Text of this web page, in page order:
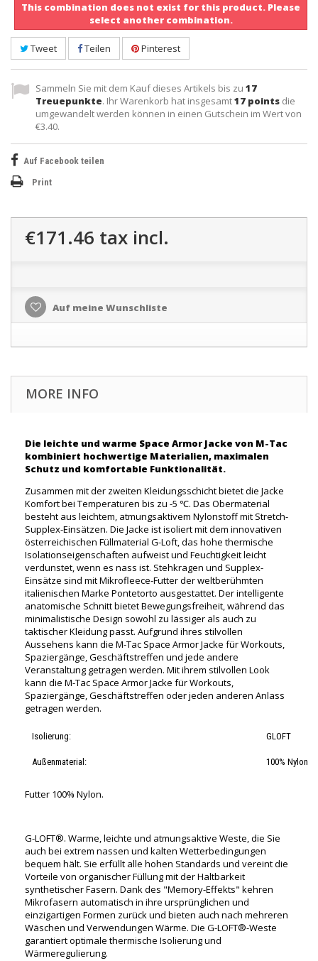
This combination does not exist for this product. Please
select another combination.
Tweet Teilen Pinterest
Sammeln Sie mit dem Kauf dieses Artikels bis zu 17
Treuepunkte. Ihr Warenkorb hat insgesamt17 points die
umgewandelt werden können in einen Gutschein im Wert von
€3.40.
Auf Facebook teilen
Print
€171.46 tax incl.
Auf meine Wunschliste
MORE INFO
Die leichte und warme Space Armor Jacke von M-Tac
kombiniert hochwertige Materialien, maximalen
Schutz und komfortable Funktionalität.
Zusammen mit der zweiten Kleidungsschicht bietet die Jacke
Komfort bei Temperaturen bis zu -5 ℃. Das Obermaterial
besteht aus leichtem, atmungsaktivem Nylonstoff mit Stretch-
Supplex-Einsätzen. Die Jacke ist isoliert mit dem innovativen
österreichischen Füllmaterial G-Loft, das hohe thermische
Isolationseigenschaften aufweist und Feuchtigkeit leicht
verdunstet, wenn es nass ist. Stehkragen und Supplex-
Einsätze sind mit Mikrofleece-Futter der weltberühmten
italienischen Marke Pontetorto ausgestattet. Der intelligente
anatomische Schnitt bietet Bewegungsfreiheit, während das
minimalistische Design sowohl zu lässiger als auch zu
taktischer Kleidung passt. Aufgrund ihres stilvollen
Aussehens kann die M-Tac Space Armor Jacke für Workouts,
Spaziergänge, Geschäftstreffen und jede andere
Veranstaltung getragen werden. Mit ihrem stilvollen Look
kann die M-Tac Space Armor Jacke für Workouts,
Spaziergänge, Geschäftstreffen oder jeden anderen Anlass
getragen werden.
Isolierung: GLOFT
Außenmaterial: 100% Nylon
Futter 100% Nylon.
G-LOFT®. Warme, leichte und atmungsaktive Weste, die Sie
auch bei extrem nassen und kalten Wetterbedingungen
bequem hält. Sie erfüllt alle hohen Standards und vereint die
Vorteile von organischer Füllung mit der Haltbarkeit
synthetischer Fasern. Dank des "Memory-Effekts" kehren
Mikrofasern automatisch in ihre ursprünglichen und
einzigartigen Formen zurück und bieten auch nach mehreren
Wäschen und Verwendungen Wärme. Die G-LOFT®-Weste
garantiert optimale thermische Isolierung und
Wärmeregulierung.